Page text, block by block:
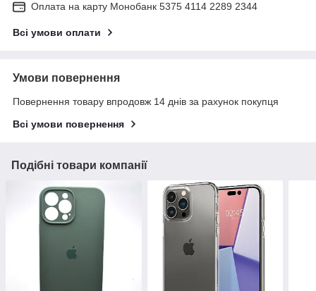
Оплата на карту Монобанк 5375 4114 2289 2344
Всі умови оплати
Умови повернення
Повернення товару впродовж 14 днів за рахунок покупця
Всі умови повернення
Подібні товари компанії